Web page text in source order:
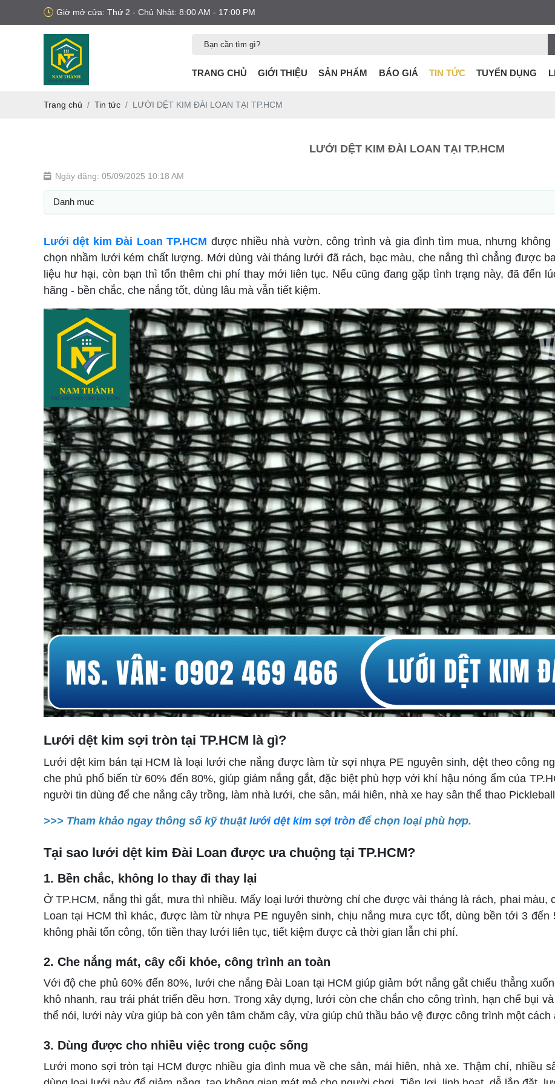
Giờ mở cửa: Thứ 2 - Chủ Nhật: 8:00 AM - 17:00 PM
TRANG CHỦ GIỚI THIỆU SẢN PHẨM BÁO GIÁ TIN TỨC TUYỂN DỤNG
Trang chủ Tin tức LƯỚI DỆT KIM ĐÀI LOAN TẠI TP.HCM
LƯỚI DỆT KIM ĐÀI LOAN TẠI TP.HCM
Ngày đăng: 05/09/2025 10:18 AM
Danh mục
Lưới dệt kim Đài Loan TP.HCM được nhiều nhà vườn, công trình và gia đình tìm mua, nhưng
chọn nhầm lưới kém chất lượng. Mới dùng vài tháng lưới đã rách, bạc màu, che nắng thì chẳng được
liệu hư hại, còn bạn thì tốn thêm chi phí thay mới liên tục. Nếu cũng đang gặp tình trạng này, đã đến
hãng - bền chắc, che nắng tốt, dùng lâu mà vẫn tiết kiệm.
Lưới dệt kim sợi tròn tại TP.HCM là gì?
Lưới dệt kim bán tại HCM là loại lưới che nắng được làm từ sợi nhựa PE nguyên sinh, dệt theo công
che phủ phổ biến từ 60% đến 80%, giúp giảm nắng gắt, đặc biệt phù hợp với khí hậu nóng ẩm của
người tin dùng để che nắng cây trồng, làm nhà lưới, che sân, mái hiên, nhà xe hay sân thể thao
>>> Tham khảo ngay thông số kỹ thuật lưới dệt kim sợi tròn để chọn loại phù hợp.
Tại sao lưới dệt kim Đài Loan được ưa chuộng tại TP.HCM?
1. Bền chắc, không lo thay đi thay lại
Ở TP.HCM, nắng thì gắt, mưa thì nhiều. Mấy loại lưới thường chỉ che được vài tháng là rách, phai màu,
Loan tại HCM thì khác, được làm từ nhựa PE nguyên sinh, chịu nắng mưa cực tốt, dùng bền tới 3 đến
không phải tốn công, tốn tiền thay lưới liên tục, tiết kiệm được cả thời gian lẫn chi phí.
2. Che nắng mát, cây cối khỏe, công trình an toàn
Với độ che phủ 60% đến 80%, lưới che nắng Đài Loan tại HCM giúp giảm bớt nắng gắt chiếu thẳng
khô nhanh, rau trái phát triển đều hơn. Trong xây dựng, lưới còn che chắn cho công trình, hạn chế bụi
thể nói, lưới này vừa giúp bà con yên tâm chăm cây, vừa giúp chủ thầu bảo vệ được công trình một cách
3. Dùng được cho nhiều việc trong cuộc sống
Lưới mono sợi tròn tại HCM được nhiều gia đình mua về che sân, mái hiên, nhà xe. Thậm chí, nhiều